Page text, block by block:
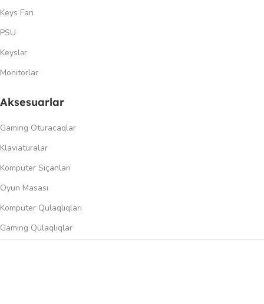
Keys Fan
PSU
Keyslər
Monitorlar
Aksesuarlar
Gaming Oturacaqlar
Klaviaturalar
Kompüter Siçanları
Oyun Masası
Kompüter Qulaqlıqları
Gaming Qulaqlıqlar